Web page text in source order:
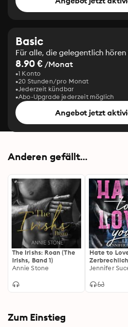
Basic
Für alle, die gelegentlich hören
8.90 € /Monat
1 Konto
20 Stunden/pro Monat
Jederzeit kündbar
Abo-Upgrade jederzeit möglich
Angebot jetzt
Anderen gefällt...
The Irishs: Roan (The
Irishs, Band 1)
Annie Stone
Hate to
Jennifer
Zum Einstieg